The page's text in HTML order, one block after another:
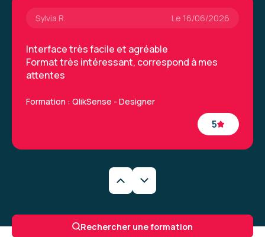
Sylvia R. Le 16/06/2026
5
Interface très facile et agréable
Format très intéressant, correspond à mes
attentes
Formation : QlikSense - Designer
Formateur très bon pédagogue, à l'écoute et
patient, je suis très satisfait du déroulé de ma
Rechercher une formation